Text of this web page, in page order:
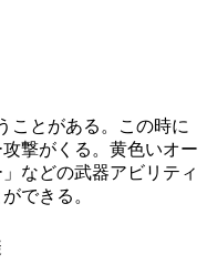
ことがある。この時に
撃がくる。黄色いオー
などの武器アビリティ
できる。